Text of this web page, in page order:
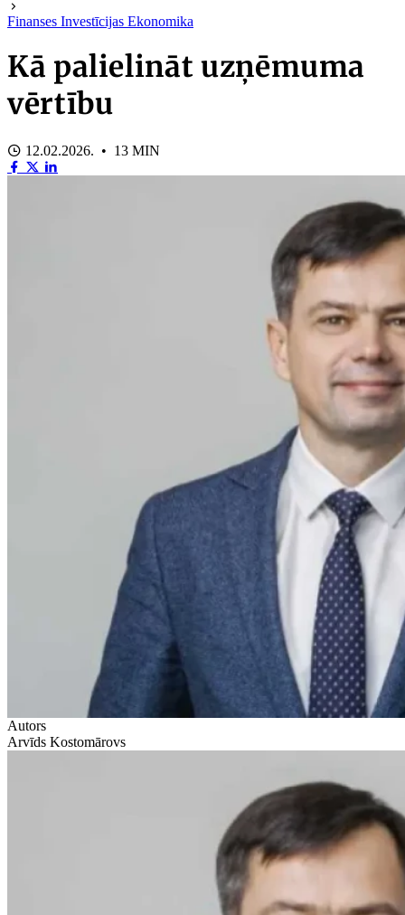
Finanses Investīcijas Ekonomika
Kā palielināt uzņēmuma
vērtību
12.02.2026. • 13 MIN
Autors
Arvīds Kostomārovs